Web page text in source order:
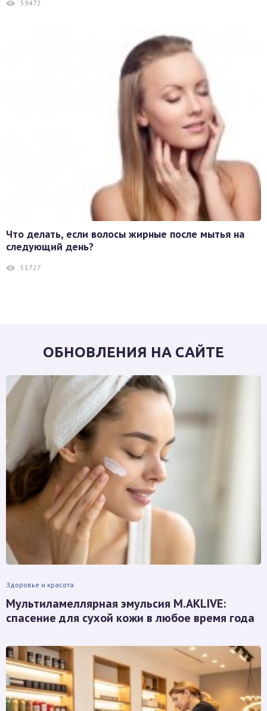
59472
Что делать, если волосы жирные после мытья на
следующий день?
51727
ОБНОВЛЕНИЯ НА САЙТЕ
Здоровье и красота
Мультиламеллярная эмульсия M.AKLIVE:
спасение для сухой кожи в любое время года